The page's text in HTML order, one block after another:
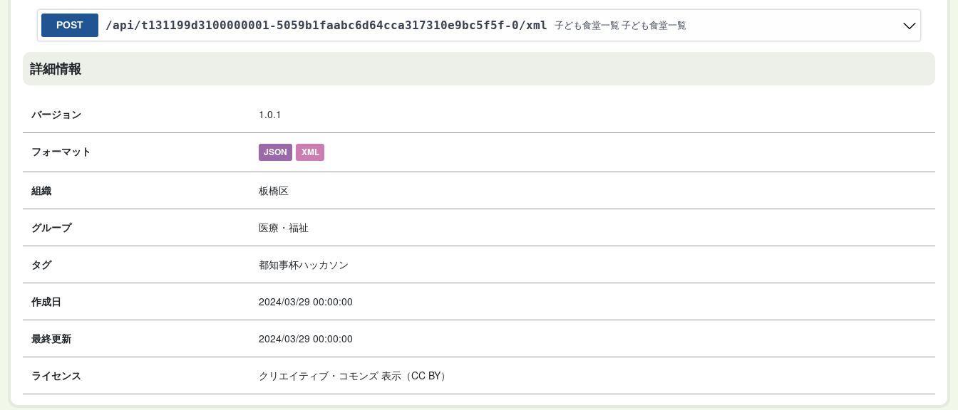
POST /api/t131199d3100000001-5059b1faabc6d64cca317310e9bc5f5f-0/xml 子ども食堂一覧 子ども食堂一覧
詳細情報
バージョン 1.0.1
フォーマット JSON XML
組織 板橋区
グループ 医療・福祉
タグ 都知事杯ハッカソン
作成日 2024/03/29 00:00:00
最終更新 2024/03/29 00:00:00
ライセンス クリエイティブ・コモンズ 表示（CC BY）